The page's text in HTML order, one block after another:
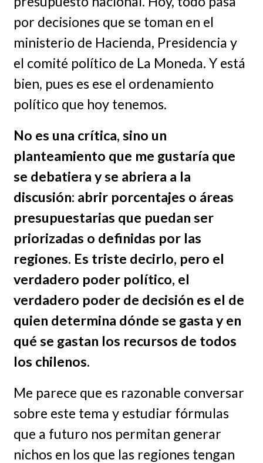
por decisiones que se toman en el
ministerio de Hacienda, Presidencia y
el comité político de La Moneda. Y está
bien, pues es ese el ordenamiento
político que hoy tenemos.
No es una crítica, sino un
planteamiento que me gustaría que
se debatiera y se abriera a la
discusión: abrir porcentajes o áreas
presupuestarias que puedan ser
priorizadas o definidas por las
regiones. Es triste decirlo, pero el
verdadero poder político, el
verdadero poder de decisión es el de
quien determina dónde se gasta y en
qué se gastan los recursos de todos
los chilenos.
Me parece que es razonable conversar
sobre este tema y estudiar fórmulas
que a futuro nos permitan generar
nichos en los que las regiones tengan